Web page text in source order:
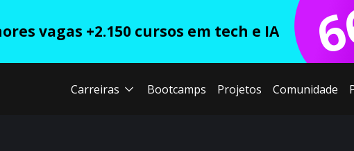
vagas +2.150 cursos em tech e IA
Carreiras Bootcamps Projetos Comunidade